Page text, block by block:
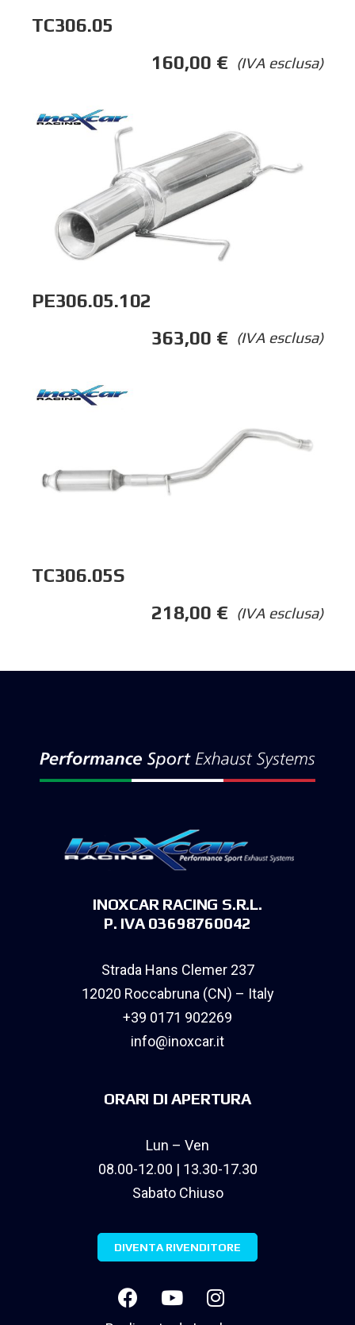
TC306.05
(IVA esclusa)
160,00 €
PE306.05.102
(IVA esclusa)
363,00 €
TC306.05S
(IVA esclusa)
218,00 €
INOXCAR RACING S.R.L.
P. IVA 03698760042
Strada Hans Clemer 237
12020 Roccabruna (CN) – Italy
+39 0171 902269
info@inoxcar.it
ORARI DI APERTURA
Lun – Ven
08.00-12.00 | 13.30-17.30
Sabato Chiuso
DIVENTA RIVENDITORE